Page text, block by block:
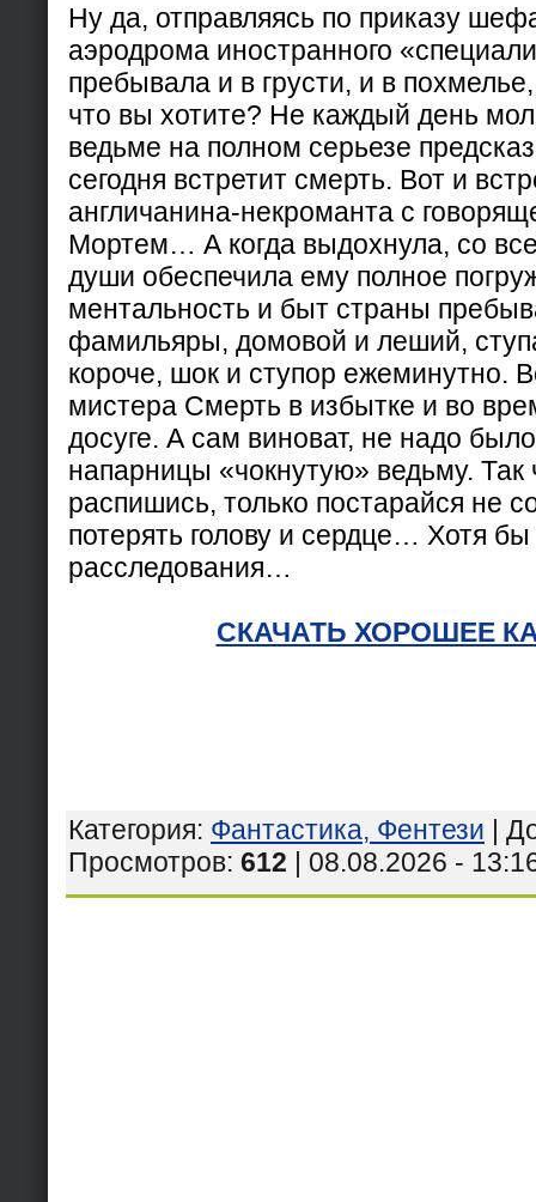
Ну да, отправляясь по приказу
аэродрома иностранного
пребывала и в грусти, и в
что вы хотите? Не каждый день
ведьме на полном серьезе
сегодня встретит смерть. Вот и
англичанина-некроманта с
Мортем… А когда выдохнула, со
души обеспечила ему полное
ментальность и быт страны
фамильяры, домовой и леший,
короче, шок и ступор ежеминутно.
мистера Смерть в избытке и во
досуге. А сам виноват, не надо
напарницы «чокнутую» ведьму. Так
распишись, только постарайся не
потерять голову и сердце… Хотя
расследования…
СКАЧАТЬ ХОРОШЕЕ
Категория: Фантастика, Фентези |
Просмотров: 612 | 08.08.2026 -